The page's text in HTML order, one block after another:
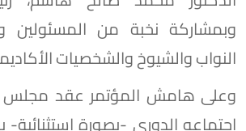
وبمشاركة نخبة من
النواب والشيوخ والشخصيات
وعلى هامش المؤتمر عقد مجلس
اجتماعه الدوري -بصورة